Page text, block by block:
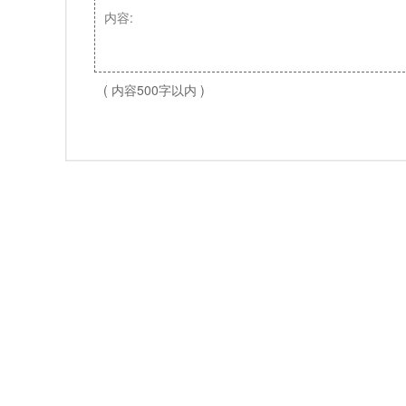
( 内容500字以内 )